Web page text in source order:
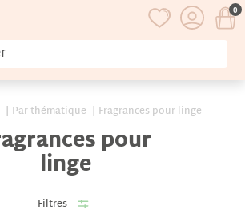
Par thématique Fragrances pour linge
pour
linge
Filtres
0